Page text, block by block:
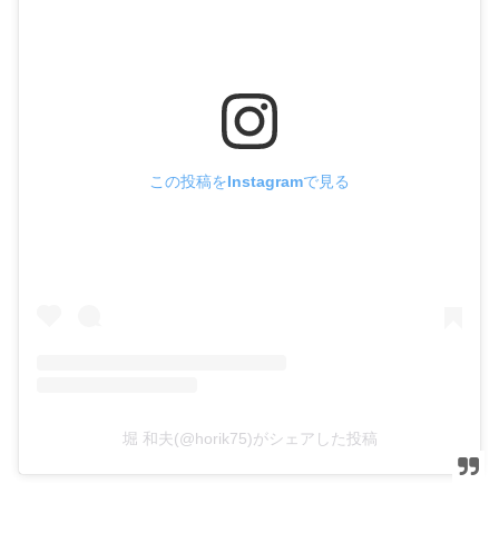
この投稿をInstagramで見る
堀 和夫(@horik75)がシェアした投稿